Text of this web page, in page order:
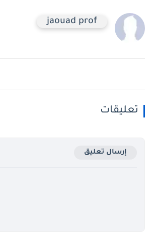
jaouad prof
تعليقات
إرسال تعليق